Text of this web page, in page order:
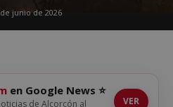
junio de 2026
en Google News ⭐
de Alcorcón al
VER